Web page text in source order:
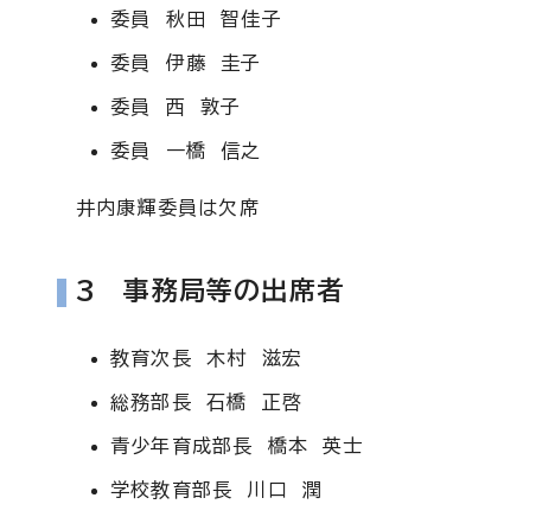
委員 秋田 智佳子
委員 伊藤 圭子
委員 西 敦子
委員 一橋 信之
井内康輝委員は欠席
3 事務局等の出席者
教育次長 木村 滋宏
総務部長 石橋 正啓
青少年育成部長 橋本 英士
学校教育部長 川口 潤